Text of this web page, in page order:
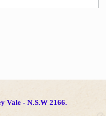
Vale - N.S.W 2166.